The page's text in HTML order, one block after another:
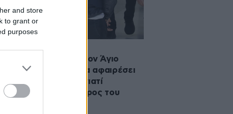
and store
to grant or
purposes
27χρονου στον Άγιο
«Δεν ήθελε να αφαιρέσει
το μαχαίρι το είχε γιατί
λέει ο δικηγόρος του